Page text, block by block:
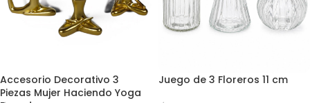
Accesorio Decorativo 3
Piezas Mujer Haciendo Yoga
Juego de 3 Floreros 11 cm